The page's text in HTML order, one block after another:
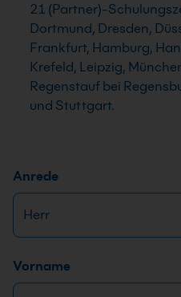
21 (Partner)-
Dortmund, Dresden,
Frankfurt, Hamburg,
Krefeld, Leipzig,
Regenstauf bei
und Stuttgart.
Anrede
Name*
Vorname